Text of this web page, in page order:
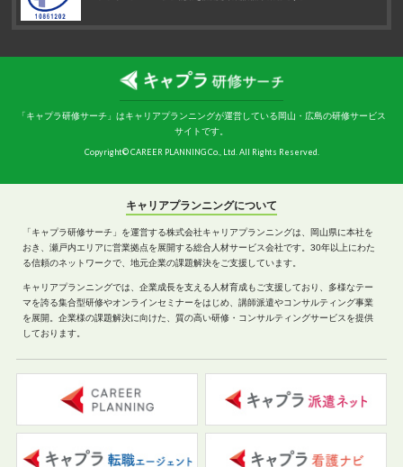
「キャプラ研修サーチ」はキャリアプランニングが運営している岡山・広島の研修サービス
サイトです。
Copyright© CAREER PLANNING Co., Ltd. All Rights Reserved.
キャリアプランニングについて
「キャプラ研修サーチ」を運営する株式会社キャリアプランニングは、岡山県に本社を
おき、瀬戸内エリアに営業拠点を展開する総合人材サービス会社です。30年以上にわた
る信頼のネットワークで、地元企業の課題解決をご支援しています。
キャリアプランニングでは、企業成長を支える人材育成もご支援しており、多様なテー
マを誇る集合型研修やオンラインセミナーをはじめ、講師派遣やコンサルティング事業
を展開。企業様の課題解決に向けた、質の高い研修・コンサルティングサービスを提供
しております。